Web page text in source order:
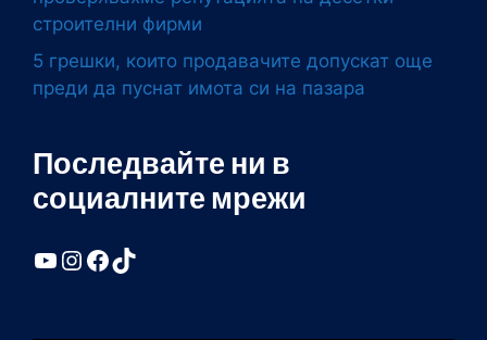
строителни фирми
5 грешки, които продавачите допускат още
преди да пуснат имота си на пазара
Последвайте ни в
социалните мрежи
YouTube
Instagram
Facebook
TikTok